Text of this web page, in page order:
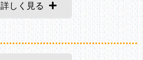
詳しく見る